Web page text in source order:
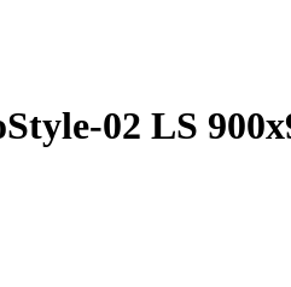
02 LS